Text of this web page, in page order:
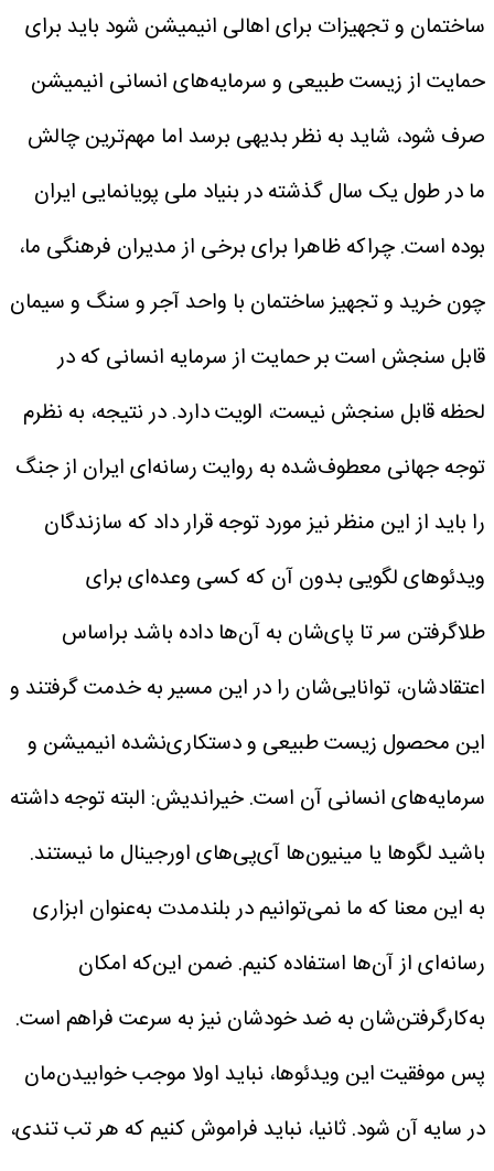
ساختمان و تجهیزات برای اهالی انیمیشن ‌شود باید برای
حمایت از زیست طبیعی و سرمایه‌های انسانی انیمیشن
صرف شود، شاید به نظر بدیهی برسد اما مهم‌ترین چالش
ما در طول یک سال گذشته در بنیاد ملی پویانمایی ایران
بوده است. چراکه ظاهرا برای برخی از مدیران فرهنگی ما،
چون خرید و تجهیز ساختمان با واحد آجر و سنگ و سیمان
قابل سنجش است بر حمایت از سرمایه انسانی که در
لحظه قابل سنجش نیست، الویت دارد. در نتیجه، به نظرم
توجه جهانی معطوف‌شده به روایت رسانه‌ای ایران از جنگ
را باید از این منظر نیز مورد توجه قرار داد که سازندگان
ویدئوهای لگویی بدون آن که کسی وعده‌ای برای
طلاگرفتن سر تا پای‌شان به آن‌ها داده باشد براساس
اعتقادشان، توانایی‌شان را در این مسیر به خدمت گرفتند و
این محصول زیست طبیعی و دستکاری‌نشده انیمیشن و
سرمایه‌های انسانی آن است.خیراندیش: البته توجه داشته
باشید لگوها یا مینیون‌ها آی‌پی‌های اورجینال ما نیستند.
به این معنا که ما نمی‌توانیم در بلندمدت به‌عنوان ابزاری
رسانه‌ای از آن‌ها استفاده کنیم. ضمن این‌که امکان
به‌کارگرفتن‌شان به ضد خودشان نیز به سرعت فراهم است.
پس موفقیت این ویدئوها، نباید اولا موجب خوابیدن‌مان
در سایه آن شود. ثانیا، نباید فراموش کنیم که هر تب تندی،